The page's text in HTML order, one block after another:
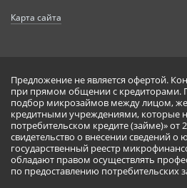
Карта сайта
Предложение не является офертой.
при прямом общении с кредиторами.
подбор микрозаймов между лицом,
кредитными учреждениями, которые
потребительском кредите (займе)»
свидетельство о внесении сведений о
государственный реестр
обладают правом осуществлять
по предоставлению потребительских